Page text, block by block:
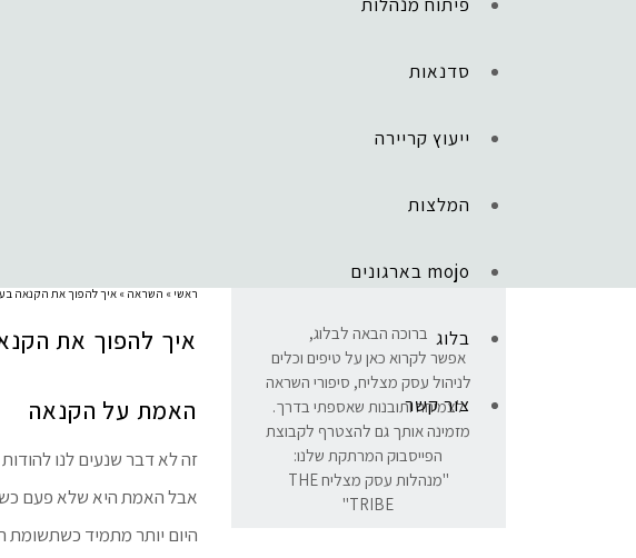
סדנאות
ייעוץ קריירה
המלצות
mojo בארגונים
בלוג
צור קשר
ראשי»השראה»איך להפוך את הקנאה
איך להפוך את
האמת על הקנאה
זה לא דבר שנעים לנו
אבל האמת היא שלא פעם
היום יותר מתמיד כשתשומת
ברוכה הבאה לבלוג,
אפשר לקרוא כאן על טיפים וכלים
לניהול עסק מצליח, סיפורי השראה
לצמיחה ותובנות שאספתי בדרך.
מזמינה אותך גם להצטרף לקבוצת
הפייסבוק המרתקת שלנו:
"מנהלות עסק מצליח THE
TRIBE"